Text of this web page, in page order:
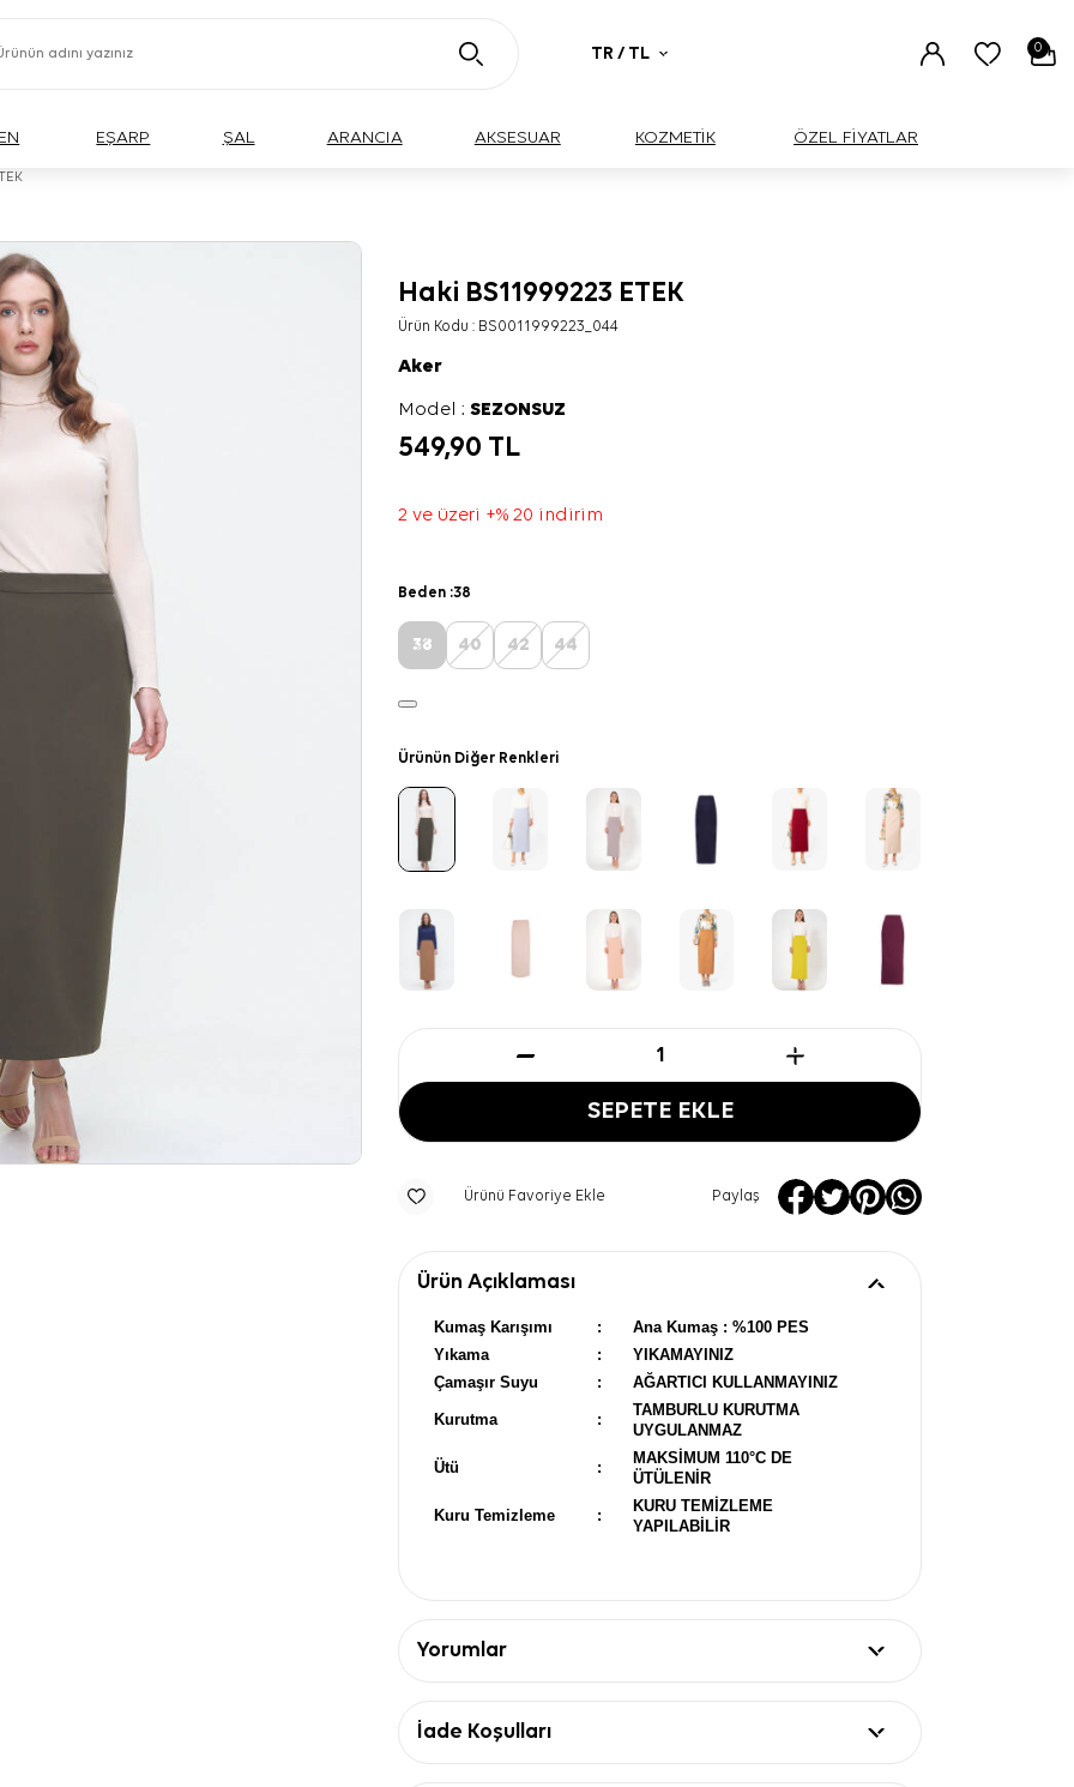
TR / TL 0
EŞARP ŞAL ARANCIA AKSESUAR KOZMETİK ÖZEL FİYATLAR
Haki BS11999223 ETEK
Ürün Kodu : BS0011999223_044
Aker
Model :SEZONSUZ
549,90 TL
2 ve üzeri +% 20 indirim
Beden :38
38 40 42 44
Ürünün Diğer Renkleri
SEPETE EKLE
Ürünü Favoriye Ekle Paylaş
Ürün Açıklaması
Kumaş Karışımı :
Ana Kumaş : %100 PES
Yıkama
:
YIKAMAYINIZ
Çamaşır Suyu
: AĞARTICI KULLANMAYINIZ
Kurutma :
TAMBURLU KURUTMA
UYGULANMAZ
Ütü :
MAKSİMUM 110°C DE
ÜTÜLENİR
Kuru Temizleme :
KURU TEMİZLEME
YAPILABİLİR
Yorumlar
İade Koşulları